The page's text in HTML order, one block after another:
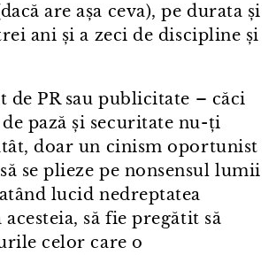
are așa ceva), pe durata și
ani și a zeci de discipline și
de PR sau publicitate – căci
pază și securitate nu-ți
doar un cinism oportunist
se plieze pe nonsensul lumii
lucid nedreptatea
să fie pregătit să
celor care o